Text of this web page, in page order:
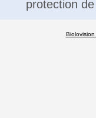
protection
Biolovision